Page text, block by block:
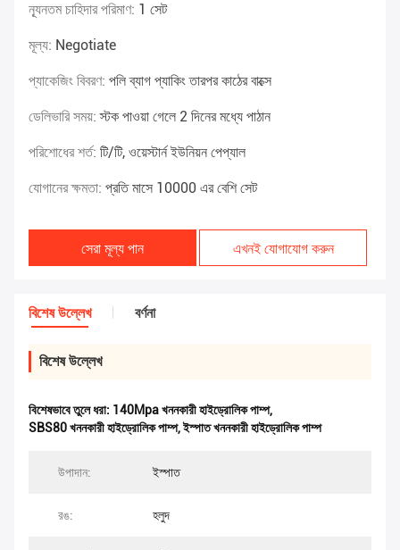
ন্যূনতম চাহিদার পরিমাণ: 1 সেট
মূল্য: Negotiate
প্যাকেজিং বিবরণ: পলি ব্যাগ প্যাকিং তারপর কাঠের বাক্সে
ডেলিভারি সময়:স্টক পাওয়া গেলে 2 দিনের মধ্যে পাঠান
পরিশোধের শর্ত: টি/টি, ওয়েস্টার্ন ইউনিয়ন পেপ্যাল
যোগানের ক্ষমতা: প্রতি মাসে 10000 এর বেশি সেট
সেরা মূল্য পান এখনই যোগাযোগ করুন
বিশেষ উল্লেখ বর্ণনা
বিশেষ উল্লেখ
বিশেষভাবে তুলে ধরা: 140Mpa খননকারী হাইড্রোলিক পাম্প,
SBS80 খননকারী হাইড্রোলিক পাম্প,ইস্পাত খননকারী হাইড্রোলিক পাম্প
উপাদান: ইস্পাত
রঙ: হলুদ